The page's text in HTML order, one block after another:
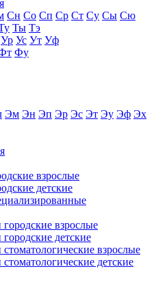
Сн Со Сп Ср Ст Су Сы Сю
Ты Тэ
Ур Ус Ут Уф
Фу
Эм Эн Эп Эр Эс Эт Эу Эф Эх
взрослые
детские
взрослые
детские
взрослые
детские